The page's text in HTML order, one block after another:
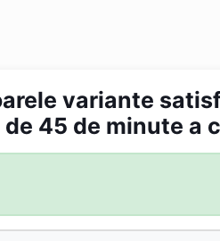
variante
45 de minute a